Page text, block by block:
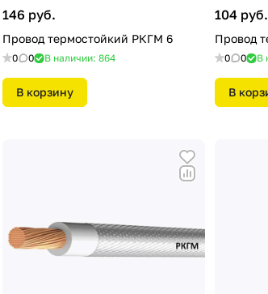
146 руб.
Провод термостойкий РКГМ 6
0 0 В наличии: 864
В корзину
104 руб.
Провод
0 0 В
В